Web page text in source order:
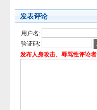
发表评论
用户名:
验证码:
发布人身攻击、辱骂性评论